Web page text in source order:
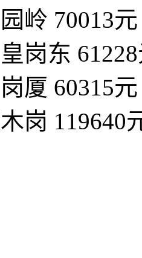
园岭 70013元
皇岗东
岗厦 60315元
岗 119640